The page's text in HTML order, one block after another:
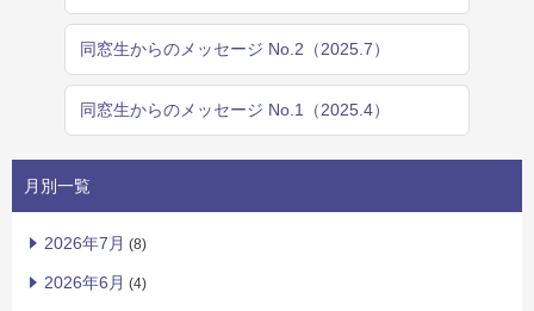
同窓生からのメッセージ No.2（2025.7）
同窓生からのメッセージ No.1（2025.4）
月別一覧
2026年7月 (8)
2026年6月 (4)